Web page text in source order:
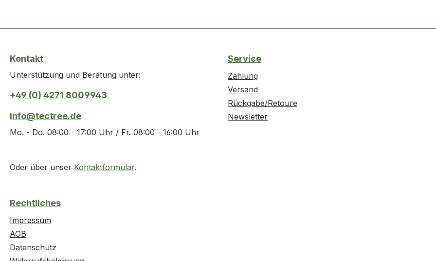
Kontakt
Unterstützung und Beratung unter:
+49 (0) 4271 8009943
info@tectree.de
Mo. - Do. 08:00 - 17:00 Uhr / Fr. 08:00 - 16:00 Uhr
Oder über unser Kontaktformular.
Service
Zahlung
Versand
Rückgabe/Retoure
Newsletter
Rechtliches
Impressum
AGB
Datenschutz